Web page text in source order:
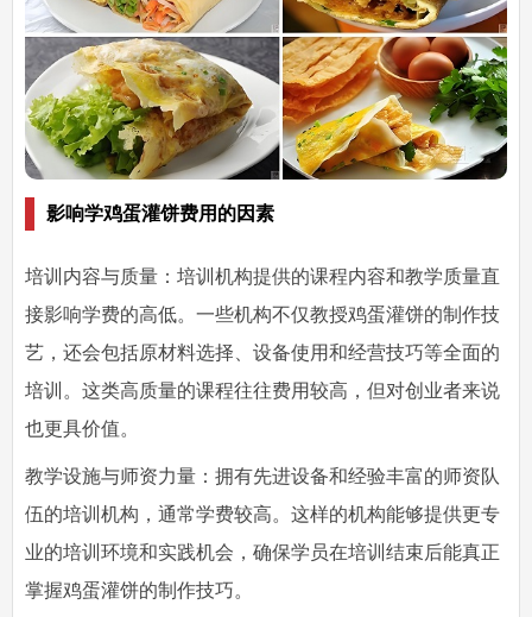
影响学鸡蛋灌饼费用的因素
培训内容与质量：培训机构提供的课程内容和教学质量直
接影响学费的高低。一些机构不仅教授鸡蛋灌饼的制作技
艺，还会包括原材料选择、设备使用和经营技巧等全面的
培训。这类高质量的课程往往费用较高，但对创业者来说
也更具价值。
教学设施与师资力量：拥有先进设备和经验丰富的师资队
伍的培训机构，通常学费较高。这样的机构能够提供更专
业的培训环境和实践机会，确保学员在培训结束后能真正
掌握鸡蛋灌饼的制作技巧。